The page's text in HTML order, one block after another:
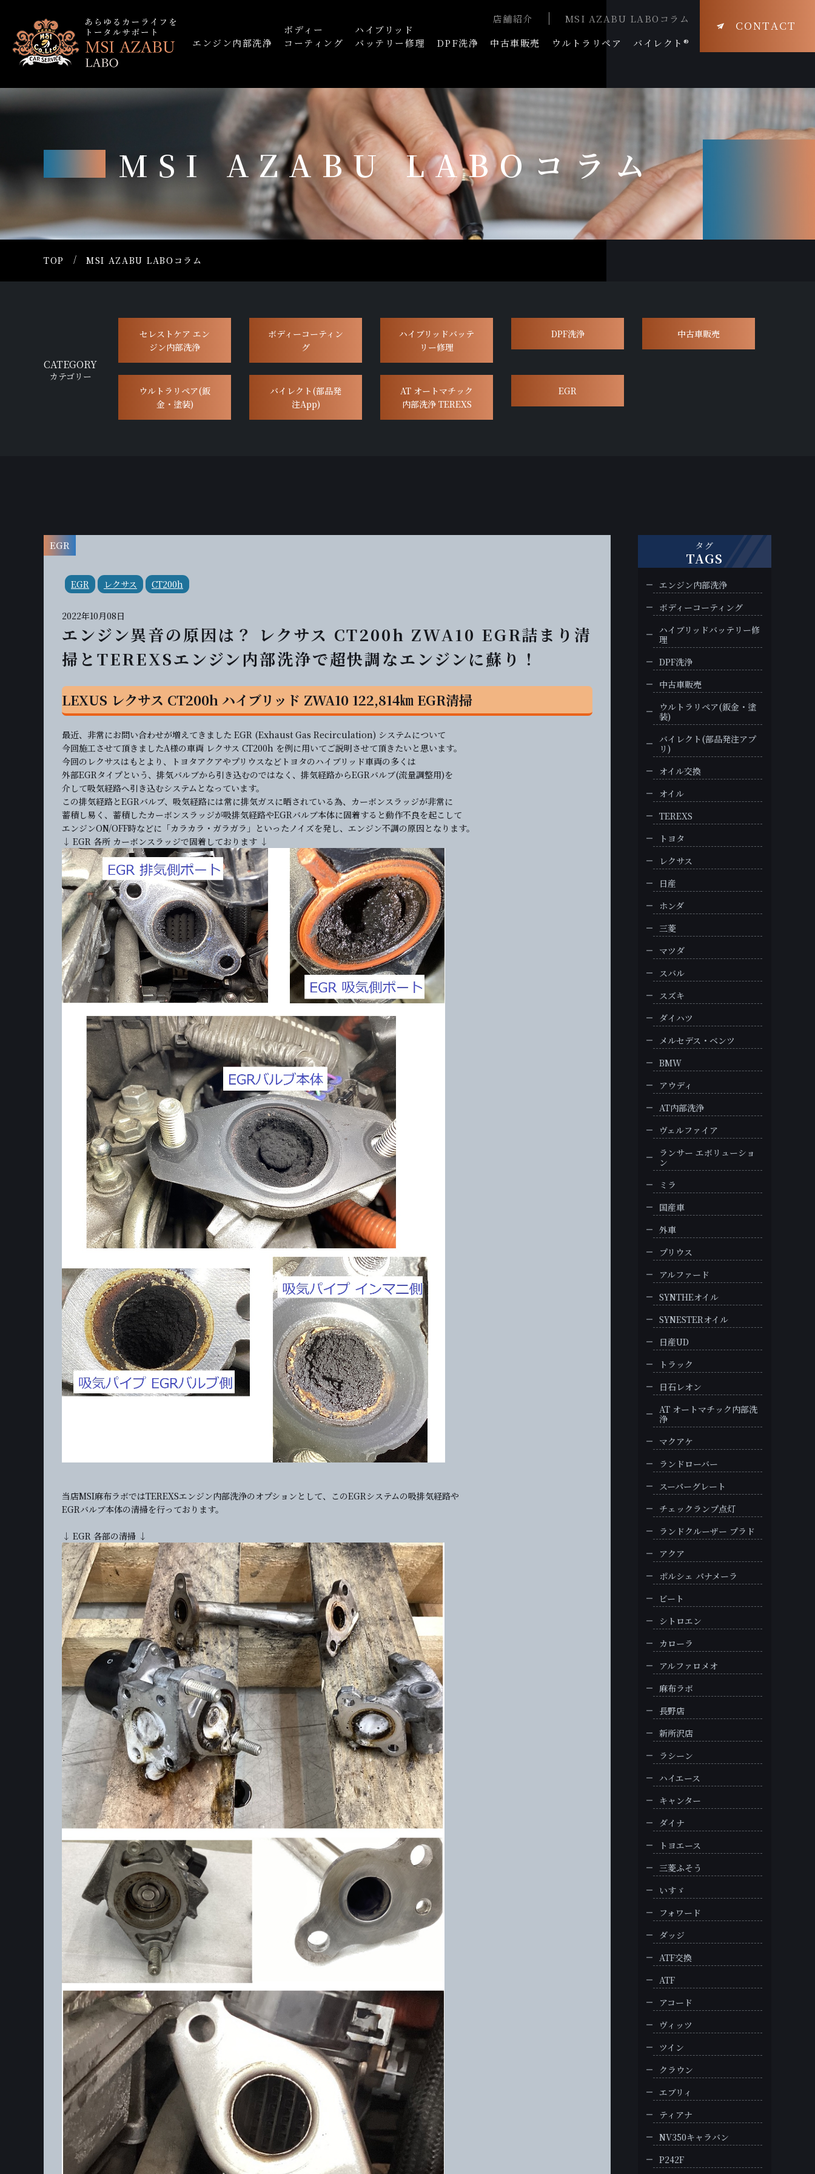
店舗紹介
MSI AZABU LABOコラム
エンジン内部洗浄
ボディー
コーティング
ハイブリッド
バッテリー修理
DPF洗浄 中古車販売 ウルトラリペア バイレクト®
CONTACT
MSI AZABU LABOコラム
TOP MSI AZABU LABOコラム
CATEGORY
カテゴリー
セレストケア エン
ジン内部洗浄
ボディーコーティン
グ
ハイブリッドバッテ
リー修理
DPF洗浄 中古車販売
ウルトラリペア(鈑
金・塗装)
バイレクト(部品発
注App)
AT オートマチック
内部洗浄 TEREXS
EGR
EGR
EGR レクサス CT200h
2022年10月08日
エンジン異音の原因は？ レクサス CT200h ZWA10 EGR詰まり清
掃とTEREXSエンジン内部洗浄で超快調なエンジンに蘇り！
LEXUS レクサス CT200h ハイブリッド ZWA10 122,814㎞ EGR清掃
最近、非常にお問い合わせが増えてきました EGR (Exhaust Gas Recirculation) システムについて
今回施工させて頂きましたA様の車両 レクサス CT200h を例に用いてご説明させて頂きたいと思います。
今回のレクサスはもとより、トヨタアクアやプリウスなどトヨタのハイブリッド車両の多くは
外部EGRタイプという、排気バルブから引き込むのではなく、排気経路からEGRバルブ(流量調整用)を
介して吸気経路へ引き込むシステムとなっています。
この排気経路とEGRバルブ、吸気経路には常に排気ガスに晒されている為、カーボンスラッジが非常に
蓄積し易く、蓄積したカーボンスラッジが吸排気経路やEGRバルブ本体に固着すると動作不良を起こして
エンジンON/OFF時などに「カラカラ・ガラガラ」といったノイズを発し、エンジン不調の原因となります。
↓ EGR 各所 カーボンスラッジで固着しております ↓
当店MSI麻布ラボではTEREXSエンジン内部洗浄のオプションとして、このEGRシステムの吸排気経路や
EGRバルブ本体の清掃を行っております。
↓ EGR 各部の清掃 ↓
タグ
TAGS
エンジン内部洗浄
ボディーコーティング
ハイブリッドバッテリー修
理
DPF洗浄
中古車販売
ウルトラリペア(鈑金・塗
装)
バイレクト(部品発注アプ
リ)
オイル交換
オイル
TEREXS
トヨタ
レクサス
日産
ホンダ
三菱
マツダ
スバル
スズキ
ダイハツ
メルセデス・ベンツ
BMW
アウディ
AT内部洗浄
ヴェルファイア
ランサー エボリューショ
ン
ミラ
国産車
外車
プリウス
アルファード
SYNTHEオイル
SYNESTERオイル
日産UD
トラック
日石レオン
AT オートマチック内部洗
浄
マクアケ
ランドローバー
スーパーグレート
チェックランプ点灯
ランドクルーザー プラド
アクア
ポルシェ パナメーラ
ビート
シトロエン
カローラ
アルファロメオ
麻布ラボ
長野店
新所沢店
ラシーン
ハイエース
キャンター
ダイナ
トヨエース
三菱ふそう
いすゞ
フォワード
ダッジ
ATF交換
ATF
アコード
ヴィッツ
ツイン
クラウン
エブリィ
ティアナ
NV350キャラバン
P242F